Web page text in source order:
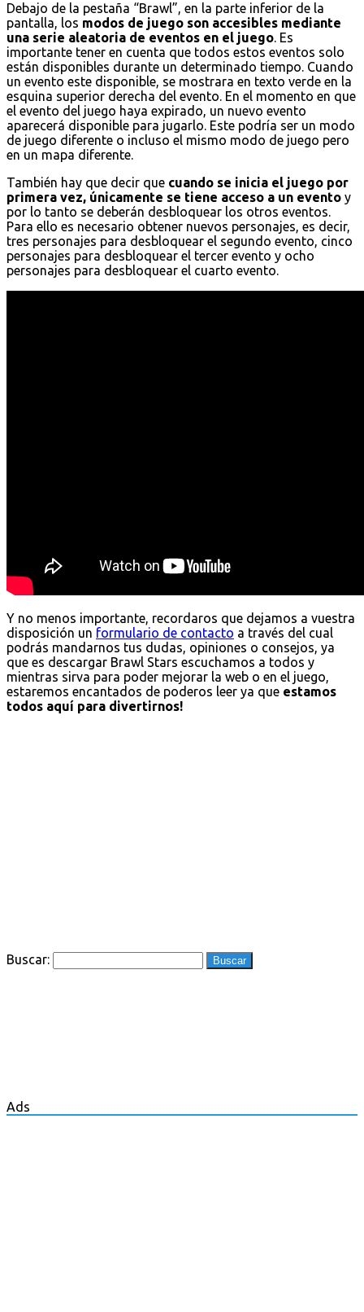
Debajo de la pestaña “Brawl”, en la parte inferior de la
pantalla, los modos de juego son accesibles mediante
una serie aleatoria de eventos en el juego. Es
importante tener en cuenta que todos estos eventos solo
están disponibles durante un determinado tiempo. Cuando
un evento este disponible, se mostrara en texto verde en la
esquina superior derecha del evento. En el momento en que
el evento del juego haya expirado, un nuevo evento
aparecerá disponible para jugarlo. Este podría ser un modo
de juego diferente o incluso el mismo modo de juego pero
en un mapa diferente.
También hay que decir que cuando se inicia el juego por
primera vez, únicamente se tiene acceso a un evento y
por lo tanto se deberán desbloquear los otros eventos.
Para ello es necesario obtener nuevos personajes, es decir,
tres personajes para desbloquear el segundo evento, cinco
personajes para desbloquear el tercer evento y ocho
personajes para desbloquear el cuarto evento.
Y no menos importante, recordaros que dejamos a vuestra
disposición un formulario de contacto a través del cual
podrás mandarnos tus dudas, opiniones o consejos, ya
que es descargar Brawl Stars escuchamos a todos y
mientras sirva para poder mejorar la web o en el juego,
estaremos encantados de poderos leer ya que estamos
todos aquí para divertirnos!
Buscar:
Ads